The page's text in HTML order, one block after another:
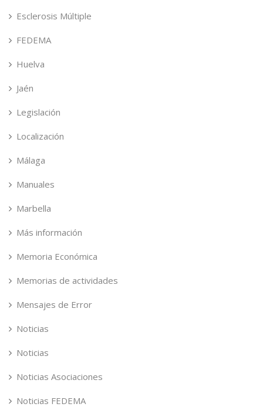
Esclerosis Múltiple
FEDEMA
Huelva
Jaén
Legislación
Localización
Málaga
Manuales
Marbella
Más información
Memoria Económica
Memorias de actividades
Mensajes de Error
Noticias
Noticias
Noticias Asociaciones
Noticias FEDEMA